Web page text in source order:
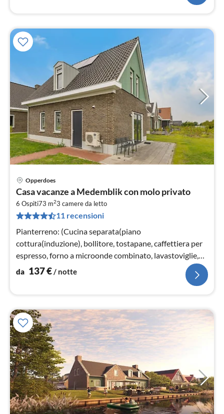
Opperdoes
Casa vacanze a Medemblik con molo privato
6 Ospiti73 m23 camere da letto
11 recensioni
Pianterreno: (Cucina separata(piano
cottura(induzione), bollitore, tostapane, caffettiera per
espresso, forno a microonde combinato, lavastoviglie,
frigo con congelatore, Frullator...
da 137€/ notte